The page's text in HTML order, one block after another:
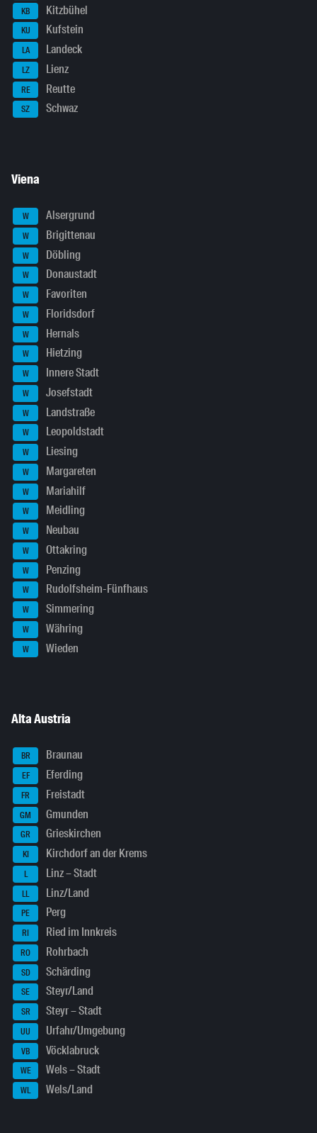
KB Kitzbühel
KU Kufstein
LA Landeck
LZ Lienz
RE Reutte
SZ Schwaz
Viena
W Alsergrund
W Brigittenau
W Döbling
W Donaustadt
W Favoriten
W Floridsdorf
W Hernals
W Hietzing
W Innere Stadt
W Josefstadt
W Landstraße
W Leopoldstadt
W Liesing
W Margareten
W Mariahilf
W Meidling
W Neubau
W Ottakring
W Penzing
W Rudolfsheim-Fünfhaus
W Simmering
W Währing
W Wieden
Alta Austria
BR Braunau
EF Eferding
FR Freistadt
GM Gmunden
GR Grieskirchen
KI Kirchdorf an der Krems
L Linz – Stadt
LL Linz/Land
PE Perg
RI Ried im Innkreis
RO Rohrbach
SD Schärding
SE Steyr/Land
SR Steyr – Stadt
UU Urfahr/Umgebung
VB Vöcklabruck
WE Wels – Stadt
WL Wels/Land